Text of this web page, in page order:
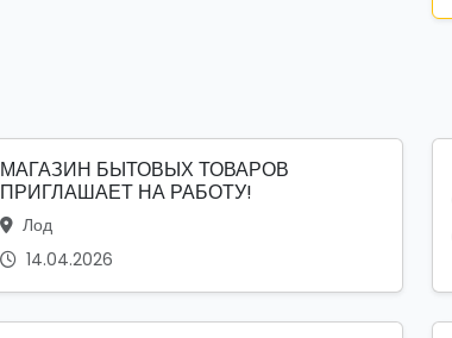
МАГАЗИН БЫТОВЫХ ТОВАРОВ
ПРИГЛАШАЕТ НА РАБОТУ!
Лод
14.04.2026